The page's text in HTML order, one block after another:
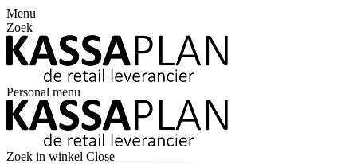
Menu
Zoek
Personal menu
Zoek in winkel Close